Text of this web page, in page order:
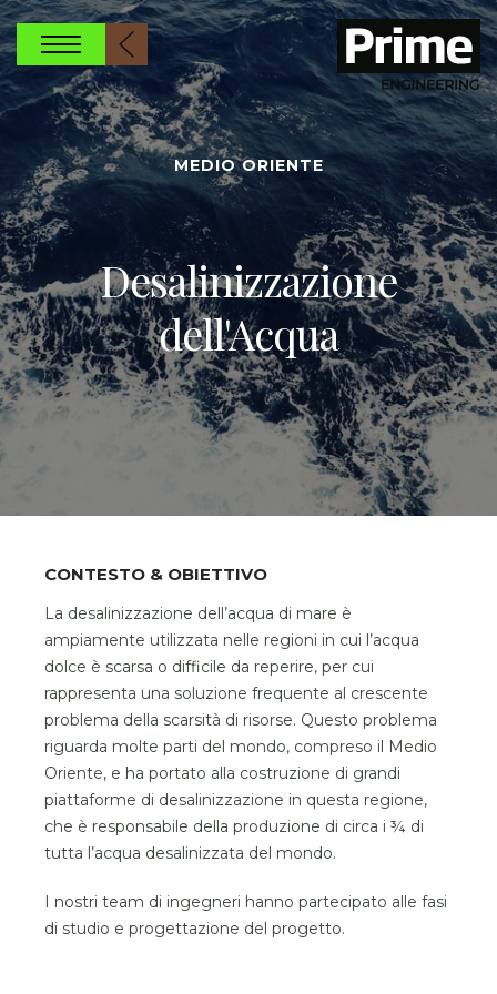
MEDIO ORIENTE
Desalinizzazione
dell'Acqua
CONTESTO & OBIETTIVO
La desalinizzazione dell’acqua di mare è
ampiamente utilizzata nelle regioni in cui l’acqua
dolce è scarsa o difficile da reperire, per cui
rappresenta una soluzione frequente al crescente
problema della scarsità di risorse. Questo problema
riguarda molte parti del mondo, compreso il Medio
Oriente, e ha portato alla costruzione di grandi
piattaforme di desalinizzazione in questa regione,
che è responsabile della produzione di circa i ¾ di
tutta l’acqua desalinizzata del mondo.
I nostri team di ingegneri hanno partecipato alle fasi
di studio e progettazione del progetto.